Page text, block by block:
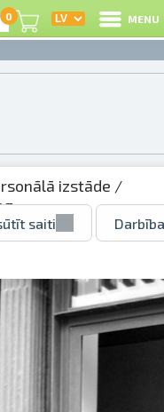
0 MENU
izstāde /
saiti